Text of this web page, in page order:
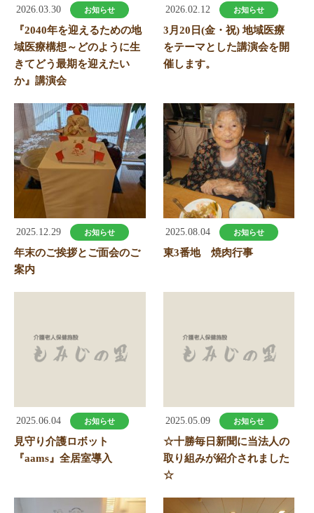
2026.03.30 お知らせ
『2040年を迎えるための地
域医療構想～どのように生
きてどう最期を迎えたい
か』講演会
2026.02.12 お知らせ
3月20日(金・祝) 地域医療
をテーマとした講演会を開
催します。
2025.12.29 お知らせ
年末のご挨拶とご面会のご
案内
2025.08.04 お知らせ
東3番地 焼肉行事
2025.06.04 お知らせ
見守り介護ロボット
『aams』全居室導入
2025.05.09 お知らせ
☆十勝毎日新聞に当法人の
取り組みが紹介されました
☆